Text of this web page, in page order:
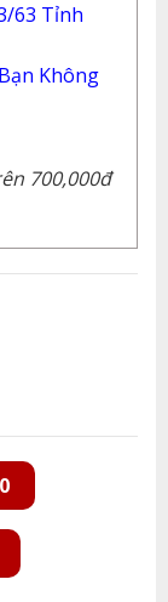
63 Tỉnh
Không
700,000đ